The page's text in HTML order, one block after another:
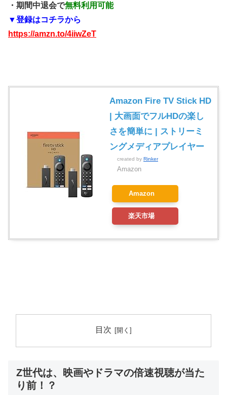
・期間中退会で無料利用可能
▼登録はコチラから
https://amzn.to/4iiwZeT
Amazon Fire TV Stick HD
| 大画面でフルHDの楽し
さを簡単に | ストリーミ
ングメディアプレイヤー
created by Rinker
Amazon
Amazon
楽天市場
目次
Z世代は、映画やドラマの倍速視聴が当た
り前！？